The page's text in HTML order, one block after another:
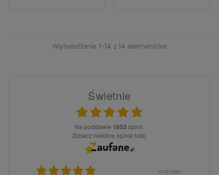
Wyświetlanie 1-14 z 14 elementów
Świetnie
Na podstawie 1853 opinii.
Zobacz niektóre opinie tutaj.
15.12.2025